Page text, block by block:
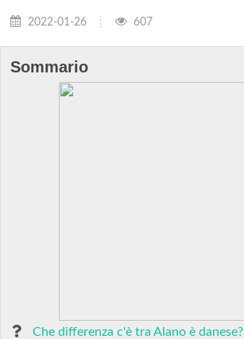
2022-01-26 607
Sommario
Che differenza c'è tra Alano è danese?